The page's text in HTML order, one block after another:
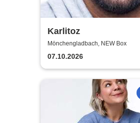
Karlitoz
Mönchengladbach, NEW Box
07.10.2026